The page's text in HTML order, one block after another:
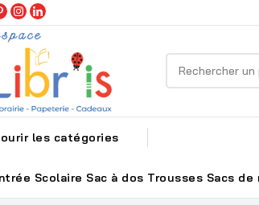
les catégories
Scolaire Sac à dos Trousses Sacs de